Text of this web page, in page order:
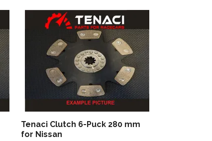
Tenaci Clutch 6-Puck 280 mm
for Nissan